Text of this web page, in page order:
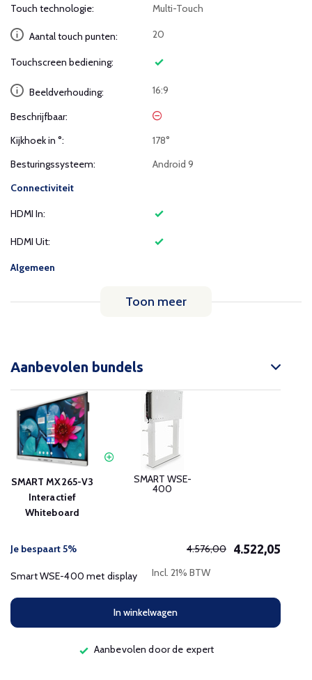
Touch technologie: Multi-Touch
Aantal touch punten: 20
Touchscreen bediening:
Beeldverhouding: 16:9
Beschrijfbaar:
Kijkhoek in °:
178°
Besturingssysteem:
Android 9
Connectiviteit
HDMI In:
HDMI Uit:
Algemeen
Toon meer
Aanbevolen bundels
SMART MX265-V3
Interactief
Whiteboard
SMART WSE-
400
Je bespaart 5% 4.576,00 4.522,05
Smart WSE-400 met display Incl. 21% BTW
In winkelwagen
Aanbevolen door de expert